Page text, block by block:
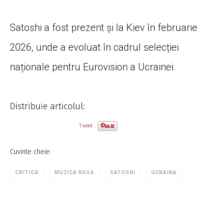
Satoshi a fost prezent și la Kiev în februarie
2026, unde a evoluat în cadrul selecției
naționale pentru Eurovision a Ucrainei.
Distribuie articolul:
Tweet
Cuvinte cheie:
CRITICĂ MUZICA RUSĂ SATOSHI UCRAINA